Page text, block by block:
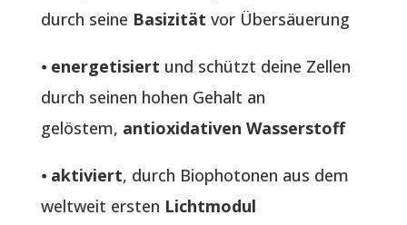
durch seine Basizität vor Übersäuerung
⦁ energetisiert und schützt deine Zellen
durch seinen hohen Gehalt an
gelöstem, antioxidativen Wasserstoff
⦁ aktiviert, durch Biophotonen aus dem
weltweit ersten Lichtmodul